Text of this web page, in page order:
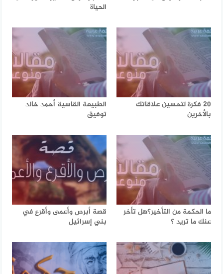
الحياة
20 فكرة لتحسين علاقاتك
بالأخرين
الطبيعة القاسية أحمد خالد
توفيق
ما الحكمة من التأخير؟هل تأخر
عنك ما تريد ؟
قصة أبرص وأعمى وأقرع في
بني إسرائيل